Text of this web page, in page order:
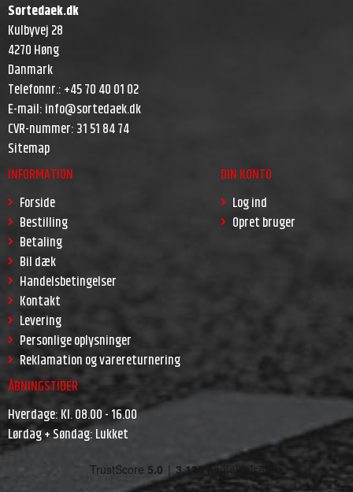
Sortedaek.dk
Kulbyvej 28
4270 Høng
Danmark
Telefonnr.:+45 70 40 01 02
E-mail:info@sortedaek.dk
CVR-nummer:31 51 84 74
Sitemap
INFORMATION
Forside
Bestilling
Betaling
Bil dæk
Handelsbetingelser
Kontakt
Levering
Personlige oplysninger
Reklamation og varereturnering
DIN KONTO
Log ind
Opret bruger
ÅBNINGSTIDER
Hverdage: Kl. 08.00 - 16.00
Lørdag + Søndag: Lukket